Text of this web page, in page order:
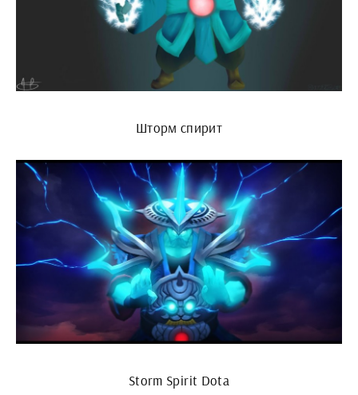
Шторм спирит
Storm Spirit Dota